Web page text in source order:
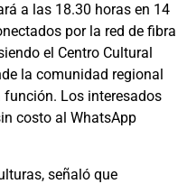
a las 18.30 horas en 14
por la red de fibra
el Centro Cultural
la comunidad regional
Los interesados
costo al WhatsApp
señaló que